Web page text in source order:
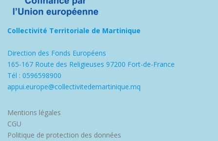
Collectivité Territoriale de Martinique
Direction des Fonds Européens
165-167 Route des Religieuses 97200 Fort-de-France
Tél : 0596598900
appui.europe@collectivitedemartinique.mq
Mentions légales
CGU
Politique de protection des données